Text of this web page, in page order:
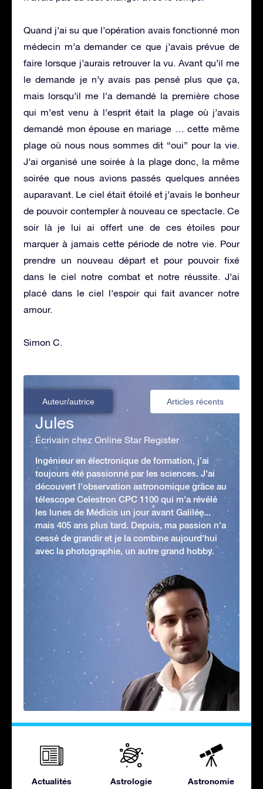
Quand j’ai su que l’opération avais fonctionné mon
médecin m’a demander ce que j’avais prévue de
faire lorsque j’aurais retrouver la vu. Avant qu’il me
le demande je n’y avais pas pensé plus que ça,
mais lorsqu’il me l’a demandé la première chose
qui m’est venu à l’esprit était la plage où j’avais
demandé mon épouse en mariage … cette même
plage où nous nous sommes dit “oui” pour la vie.
J’ai organisé une soirée à la plage donc, la même
soirée que nous avions passés quelques années
auparavant. Le ciel était étoilé et j’avais le bonheur
de pouvoir contempler à nouveau ce spectacle. Ce
soir là je lui ai offert une de ces étoiles pour
marquer à jamais cette période de notre vie. Pour
prendre un nouveau départ et pour pouvoir fixé
dans le ciel notre combat et notre réussite. J’ai
placé dans le ciel l’espoir qui fait avancer notre
amour.
Simon C.
Auteur/autrice Articles récents
Jules
Écrivain chez Online Star Register
Ingénieur en électronique de formation, j’ai
toujours été passionné par les sciences. J'ai
découvert l'observation astronomique grâce au
télescope Celestron CPC 1100 qui m'a révélé
les lunes de Médicis un jour avant Galilée...
mais 405 ans plus tard. Depuis, ma passion n'a
cessé de grandir et je la combine aujourd'hui
avec la photographie, un autre grand hobby.
Actualités Astrologie Astronomie